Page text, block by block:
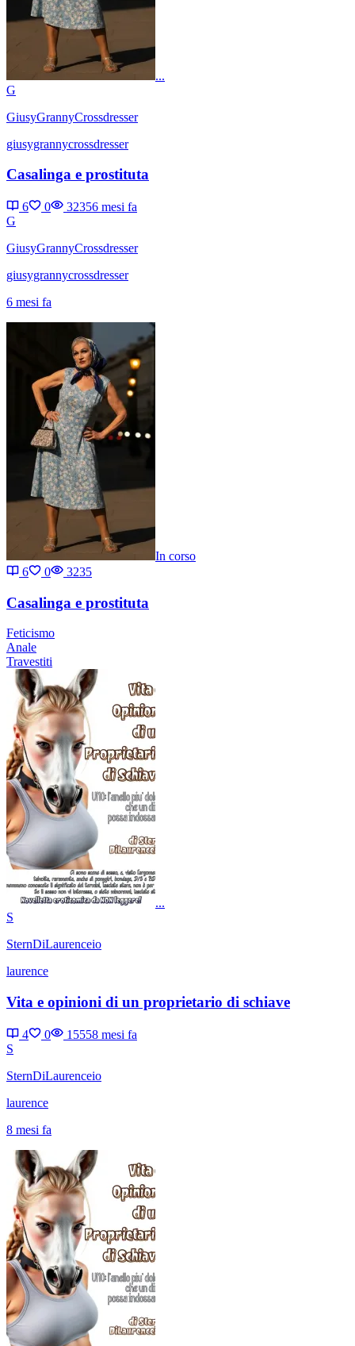
...
G
GiusyGrannyCrossdresser
giusygrannycrossdresser
Casalinga e prostituta
6 0 32356 mesi fa
G
GiusyGrannyCrossdresser
giusygrannycrossdresser
6 mesi fa
In corso
6
0 3235
Casalinga e prostituta
Feticismo
Anale
Travestiti
...
S
SternDiLaurenceio
laurence
Vita e opinioni di un proprietario di schiave
4 0 15558 mesi fa
S
SternDiLaurenceio
laurence
8 mesi fa